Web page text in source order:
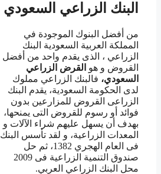
البنك الزراعي السعودي
من أفضل البنوك الموجودة في
المملكة العربية السعودية البنك
الزراعي ، الذى يقدم واحد من أفضل
القروض و هو القرض الزراعي
السعودي، فالبنك الزراعي مملوك
لدى الحكومة السعودية، يقدم البنك
الزراعى القروض للمزارعين بدون
فوائد أو رسوم للقروض التى يمنحها،
بهدف أن يسهل عليهم شراء الآلات و
المعدات الزراعية، و لقد تأسس البنك
فى العام الهجري 1382، ثم حل
صندوق التنمية الزراعية فى 2009
محل البنك الزراعي العربي.